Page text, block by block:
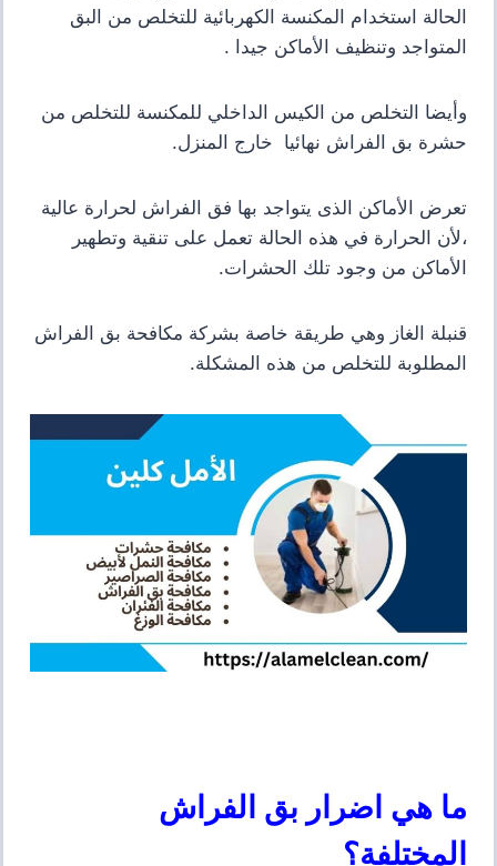
الحالة استخدام المكنسة الكهربائية للتخلص من البق
المتواجد وتنظيف الأماكن جيدا .
وأيضا التخلص من الكيس الداخلي للمكنسة للتخلص من
حشرة بق الفراش نهائيا خارج المنزل.
تعرض الأماكن الذى يتواجد بها فق الفراش لحرارة عالية
،لأن الحرارة في هذه الحالة تعمل على تنقية وتطهير
الأماكن من وجود تلك الحشرات.
قنبلة الغاز وهي طريقة خاصة بشركة مكافحة بق الفراش
المطلوبة للتخلص من هذه المشكلة.
ما هي اضرار بق الفراش
المختلفة؟